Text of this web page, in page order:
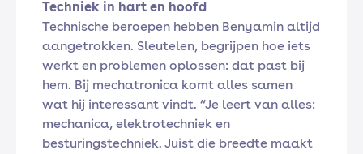
Techniek in hart en hoofd
Technische beroepen hebben Benyamin altijd
aangetrokken. Sleutelen, begrijpen hoe iets
werkt en problemen oplossen: dat past bij
hem. Bij mechatronica komt alles samen
wat hij interessant vindt. “Je leert van alles:
mechanica, elektrotechniek en
besturingstechniek. Juist die breedte maakt